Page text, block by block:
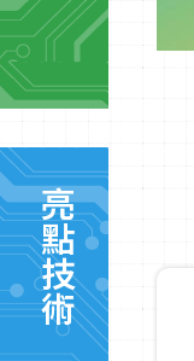
亮點技術